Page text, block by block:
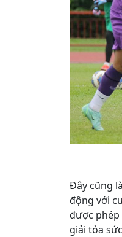
Đây cũng
động với
được phép
giải tỏa